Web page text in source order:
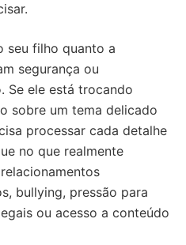
seu filho quanto a
segurança ou
Se ele está trocando
sobre um tema delicado
processar cada detalhe
no que realmente
bullying, pressão para
ou acesso a conteúdo